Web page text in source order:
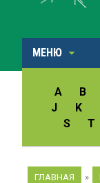
МЕНЮ
A B
J
K
S
T
ГЛАВНАЯ »